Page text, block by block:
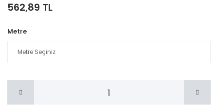
562,89 TL
Metre